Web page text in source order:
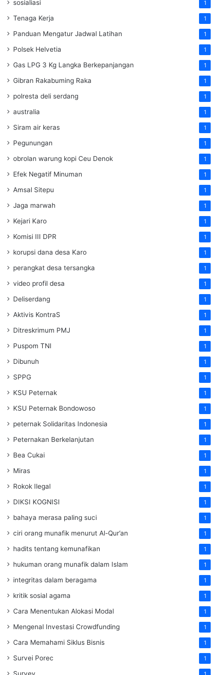
sosialiasi 1
Tenaga Kerja 1
Panduan Mengatur Jadwal Latihan 1
Polsek Helvetia 1
Gas LPG 3 Kg Langka Berkepanjangan 1
Gibran Rakabuming Raka 1
polresta deli serdang 1
australia 1
Siram air keras 1
Pegunungan 1
obrolan warung kopi Ceu Denok 1
Efek Negatif Minuman 1
Amsal Sitepu 1
Jaga marwah 1
Kejari Karo 1
Komisi III DPR 1
korupsi dana desa Karo 1
perangkat desa tersangka 1
video profil desa 1
Deliserdang 1
Aktivis KontraS 1
Ditreskrimum PMJ 1
Puspom TNI 1
Dibunuh 1
SPPG 1
KSU Peternak 1
KSU Peternak Bondowoso 1
peternak Solidaritas Indonesia 1
Peternakan Berkelanjutan 1
Bea Cukai 1
Miras 1
Rokok Ilegal 1
DIKSI KOGNISI 1
bahaya merasa paling suci 1
ciri orang munafik menurut Al-Qur’an 1
hadits tentang kemunafikan 1
hukuman orang munafik dalam Islam 1
integritas dalam beragama 1
kritik sosial agama 1
Cara Menentukan Alokasi Modal 1
Mengenal Investasi Crowdfunding 1
Cara Memahami Siklus Bisnis 1
Survei Porec 1